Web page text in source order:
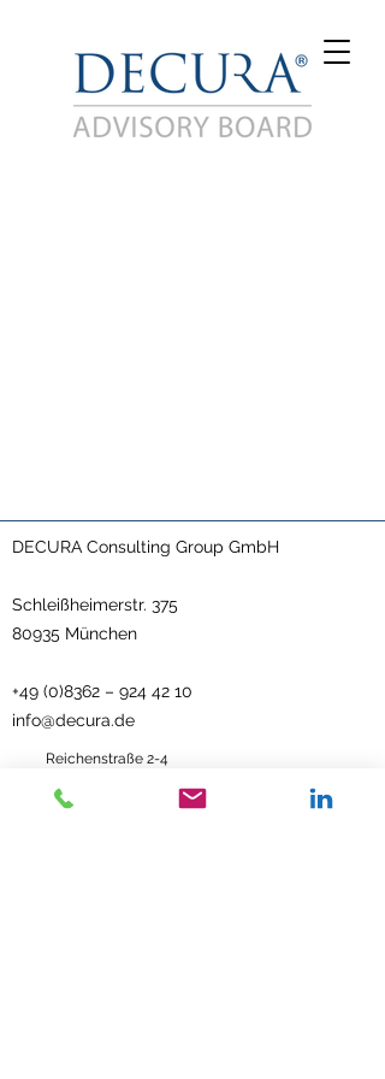
DECURA Consulting Group GmbH
Schleißheimerstr. 375
80935 München
+49 (0)8362 – 924 42 10
info@decura.de
Reichenstraße 2-4
87629 Füssen